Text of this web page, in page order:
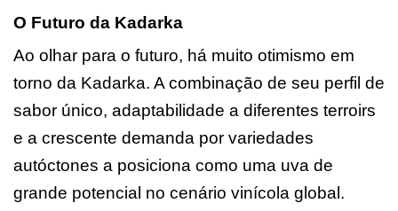
O Futuro da Kadarka
Ao olhar para o futuro, há muito otimismo em
torno da Kadarka. A combinação de seu perfil de
sabor único, adaptabilidade a diferentes terroirs
e a crescente demanda por variedades
autóctones a posiciona como uma uva de
grande potencial no cenário vinícola global.